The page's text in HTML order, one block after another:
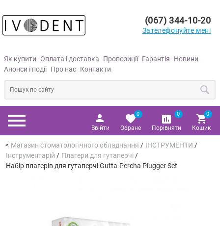
Як купити Оплата і доставка Пропозиції Гарантія
Новини
Анонси і події Про нас Контакти
(067) 344-10-20
Зателефонуйте мені
Ввійти Обране
0
Порівняти
0
Кошик
0
Магазин стоматологічного обладнання / ІНСТРУМЕНТИ /
Інструментарій / Плагери для гутаперчі /
Набір плагерів для гутаперчі Gutta-Percha Plugger Set